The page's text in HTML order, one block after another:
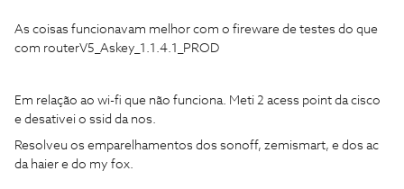
As coisas funcionavam melhor com o fireware de testes do que
com routerV5_Askey_1.1.4.1_PROD
Em relação ao wi-fi que não funciona. Meti 2 acess point da cisco
e desativei o ssid da nos.
Resolveu os emparelhamentos dos sonoff, zemismart, e dos ac
da haier e do my fox.